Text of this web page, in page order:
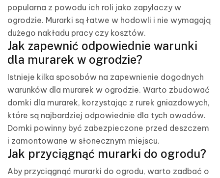
popularna z powodu ich roli jako zapylaczy w
ogrodzie. Murarki są łatwe w hodowli i nie wymagają
dużego nakładu pracy czy kosztów.
Jak zapewnić odpowiednie warunki
dla murarek w ogrodzie?
Istnieje kilka sposobów na zapewnienie dogodnych
warunków dla murarek w ogrodzie. Warto zbudować
domki dla murarek, korzystając z rurek gniazdowych,
które są najbardziej odpowiednie dla tych owadów.
Domki powinny być zabezpieczone przed deszczem
i zamontowane w słonecznym miejscu.
Jak przyciągnąć murarki do ogrodu?
Aby przyciągnąć murarki do ogrodu, warto zadbać o